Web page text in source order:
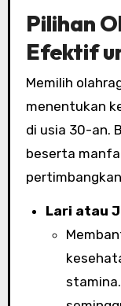
Pilihan
Efektif
Memilih
menentukan
di usia 30-an.
beserta
Lari atau